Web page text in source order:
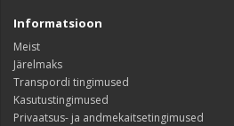
Informatsioon
Meist
Järelmaks
Transpordi tingimused
Kasutustingimused
Privaatsus- ja andmekaitsetingimused